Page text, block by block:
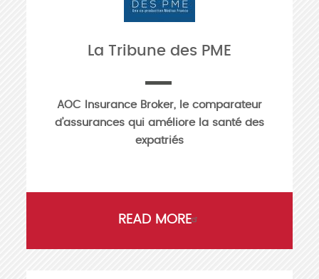
La Tribune des PME
AOC Insurance Broker, le comparateur
d’assurances qui améliore la santé des
expatriés
READ MORE